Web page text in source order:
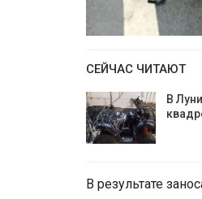
СЕЙЧАС ЧИТАЮТ
В
В результате